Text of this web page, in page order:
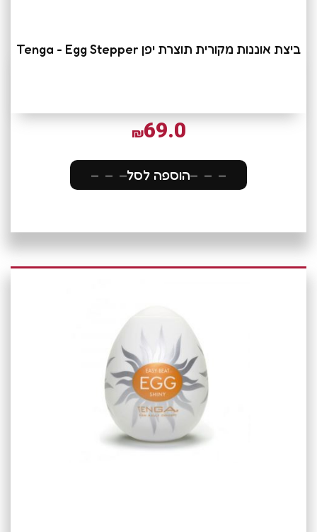
ביצת אוננות מקורית תוצרת יפן Tenga - Egg Stepper
₪69.0
הוספה לסל